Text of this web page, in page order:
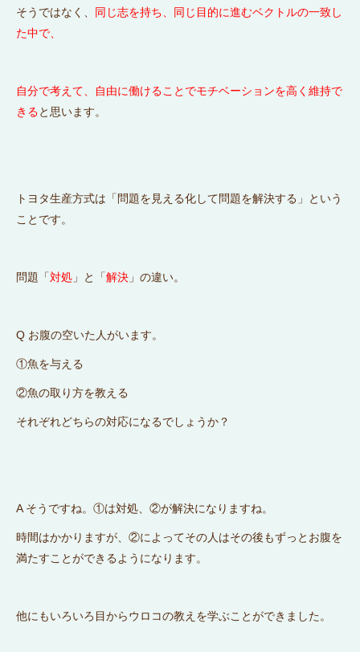
そうではなく、 同じ志を持ち、同じ目的に進むベクトルの一致し
た中で、
自分で考えて、自由に働けることでモチベーションを高く維持で
きると思います。
トヨタ生産方式は「問題を見える化して問題を解決する」という
ことです。
問題「対処 」と「解決 」の違い。
Q お腹の空いた人がいます。
①魚を与える
②魚の取り方を教える
それぞれどちらの対応になるでしょうか？
A そうですね。①は対処、②が解決になりますね。
時間はかかりますが、②によってその人はその後もずっとお腹を
満たすことができるようになります。
他にもいろいろ目からウロコの教えを学ぶことができました。